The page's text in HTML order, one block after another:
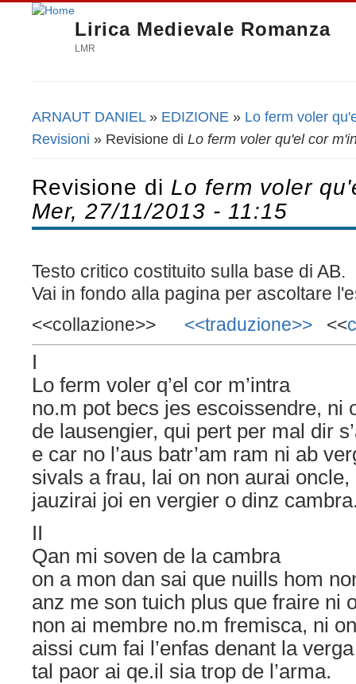
Lirica Medievale Romanza
LMR
Tu sei qui
ARNAUT DANIEL» EDIZIONE » Lo ferm voler
Revisioni » Revisione di Lo ferm voler qu'el cor
Revisione di Lo ferm voler
Mer, 27/11/2013 - 11:15
Testo critico costituito sulla base di AB.
Vai in fondo alla pagina per ascoltare
<<collazione>> <<traduzione>> <<
I
Lo ferm voler q’el cor m’intra
no.m pot becs jes escoissendre, ni
de lausengier, qui pert per mal dir
e car no l’aus batr’am ram ni ab
sivals a frau, lai on non aurai oncle,
jauzirai joi en vergier o dinz
II
Qan mi soven de la cambra
on a mon dan sai que nuills hom
anz me son tuich plus que fraire ni
non ai membre no.m fremisca, ni
aissi cum fai l’enfas denant la verga
tal paor ai qe.il sia trop de l’arma.